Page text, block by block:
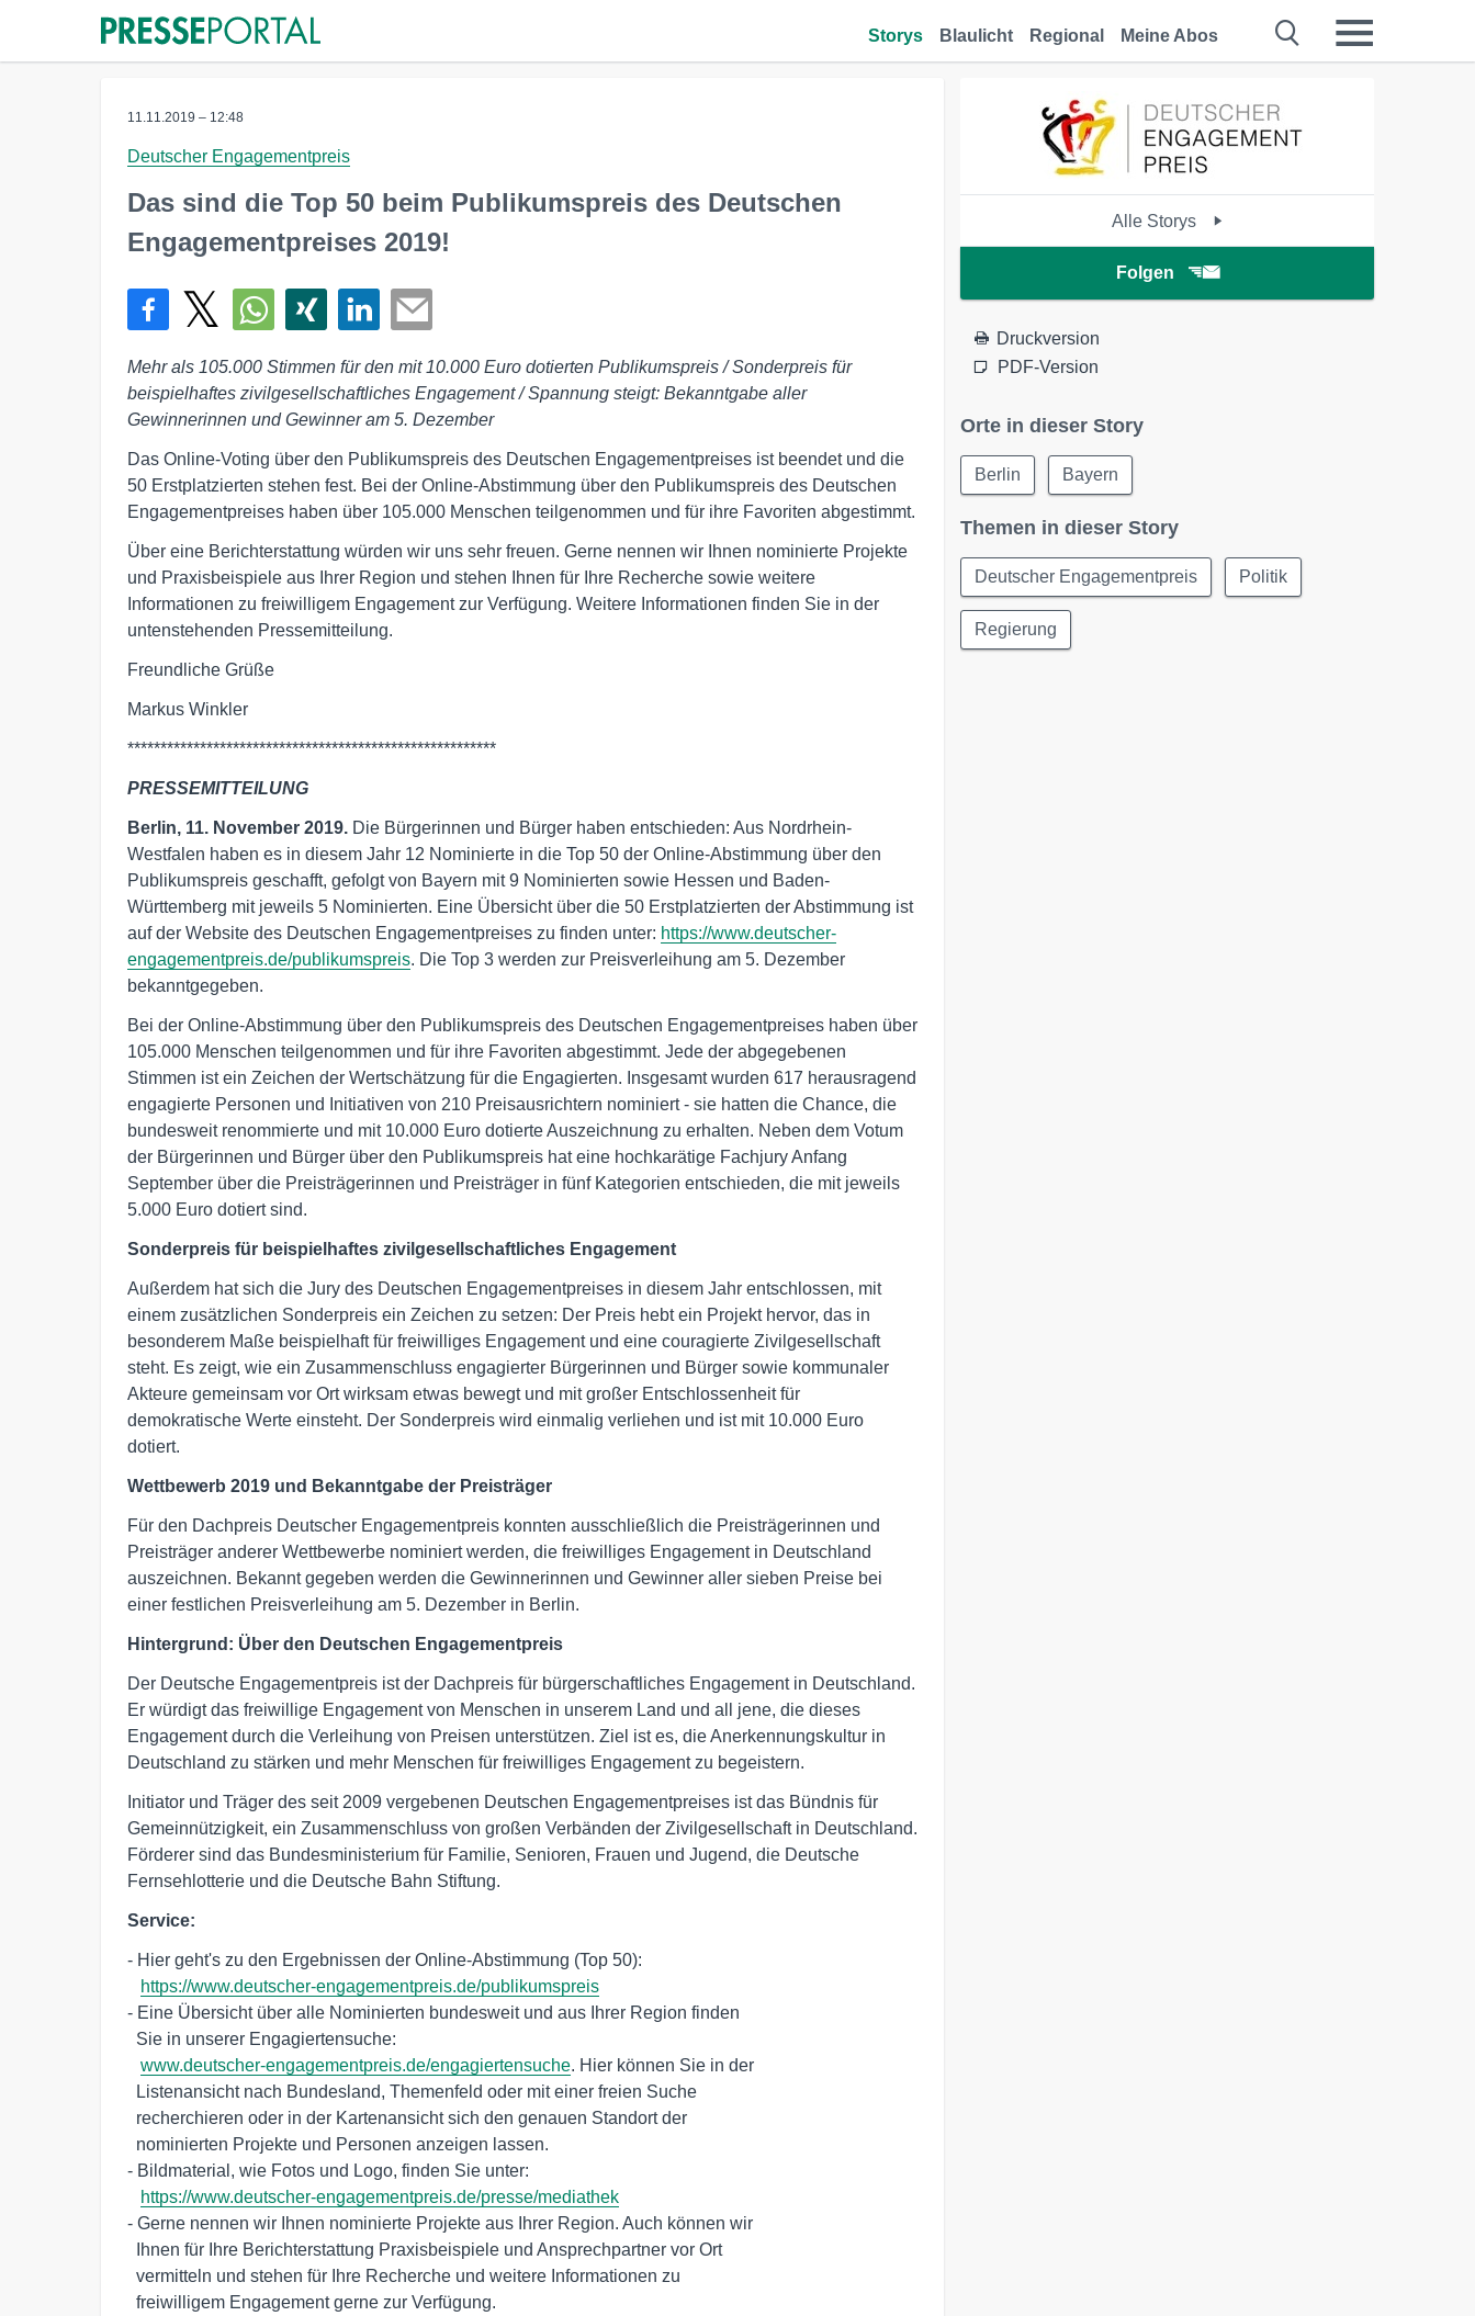
Storys Blaulicht Regional Meine Abos
11.11.2019 – 12:48
Deutscher Engagementpreis
Das sind die Top 50 beim Publikumspreis des Deutschen
Engagementpreises 2019!
Mehr als 105.000 Stimmen für den mit 10.000 Euro dotierten Publikumspreis / Sonderpreis für
beispielhaftes zivilgesellschaftliches Engagement / Spannung steigt: Bekanntgabe aller
Gewinnerinnen und Gewinner am 5. Dezember
Das Online-Voting über den Publikumspreis des Deutschen Engagementpreises ist beendet und die
50 Erstplatzierten stehen fest. Bei der Online-Abstimmung über den Publikumspreis des Deutschen
Engagementpreises haben über 105.000 Menschen teilgenommen und für ihre Favoriten abgestimmt.
Über eine Berichterstattung würden wir uns sehr freuen. Gerne nennen wir Ihnen nominierte Projekte
und Praxisbeispiele aus Ihrer Region und stehen Ihnen für Ihre Recherche sowie weitere
Informationen zu freiwilligem Engagement zur Verfügung. Weitere Informationen finden Sie in der
untenstehenden Pressemitteilung.
Freundliche Grüße
Markus Winkler
********************************************************
PRESSEMITTEILUNG
Berlin, 11. November 2019. Die Bürgerinnen und Bürger haben entschieden: Aus Nordrhein-
Westfalen haben es in diesem Jahr 12 Nominierte in die Top 50 der Online-Abstimmung über den
Publikumspreis geschafft, gefolgt von Bayern mit 9 Nominierten sowie Hessen und Baden-
Württemberg mit jeweils 5 Nominierten. Eine Übersicht über die 50 Erstplatzierten der Abstimmung ist
auf der Website des Deutschen Engagementpreises zu finden unter: https://www.deutscher-
engagementpreis.de/publikumspreis. Die Top 3 werden zur Preisverleihung am 5. Dezember
bekanntgegeben.
Bei der Online-Abstimmung über den Publikumspreis des Deutschen Engagementpreises haben über
105.000 Menschen teilgenommen und für ihre Favoriten abgestimmt. Jede der abgegebenen
Stimmen ist ein Zeichen der Wertschätzung für die Engagierten. Insgesamt wurden 617 herausragend
engagierte Personen und Initiativen von 210 Preisausrichtern nominiert - sie hatten die Chance, die
bundesweit renommierte und mit 10.000 Euro dotierte Auszeichnung zu erhalten. Neben dem Votum
der Bürgerinnen und Bürger über den Publikumspreis hat eine hochkarätige Fachjury Anfang
September über die Preisträgerinnen und Preisträger in fünf Kategorien entschieden, die mit jeweils
5.000 Euro dotiert sind.
Sonderpreis für beispielhaftes zivilgesellschaftliches Engagement
Außerdem hat sich die Jury des Deutschen Engagementpreises in diesem Jahr entschlossen, mit
einem zusätzlichen Sonderpreis ein Zeichen zu setzen: Der Preis hebt ein Projekt hervor, das in
besonderem Maße beispielhaft für freiwilliges Engagement und eine couragierte Zivilgesellschaft
steht. Es zeigt, wie ein Zusammenschluss engagierter Bürgerinnen und Bürger sowie kommunaler
Akteure gemeinsam vor Ort wirksam etwas bewegt und mit großer Entschlossenheit für
demokratische Werte einsteht. Der Sonderpreis wird einmalig verliehen und ist mit 10.000 Euro
dotiert.
Wettbewerb 2019 und Bekanntgabe der Preisträger
Für den Dachpreis Deutscher Engagementpreis konnten ausschließlich die Preisträgerinnen und
Preisträger anderer Wettbewerbe nominiert werden, die freiwilliges Engagement in Deutschland
auszeichnen. Bekannt gegeben werden die Gewinnerinnen und Gewinner aller sieben Preise bei
einer festlichen Preisverleihung am 5. Dezember in Berlin.
Hintergrund: Über den Deutschen Engagementpreis
Der Deutsche Engagementpreis ist der Dachpreis für bürgerschaftliches Engagement in Deutschland.
Er würdigt das freiwillige Engagement von Menschen in unserem Land und all jene, die dieses
Engagement durch die Verleihung von Preisen unterstützen. Ziel ist es, die Anerkennungskultur in
Deutschland zu stärken und mehr Menschen für freiwilliges Engagement zu begeistern.
Initiator und Träger des seit 2009 vergebenen Deutschen Engagementpreises ist das Bündnis für
Gemeinnützigkeit, ein Zusammenschluss von großen Verbänden der Zivilgesellschaft in Deutschland.
Förderer sind das Bundesministerium für Familie, Senioren, Frauen und Jugend, die Deutsche
Fernsehlotterie und die Deutsche Bahn Stiftung.
Service:
- Hier geht's zu den Ergebnissen der Online-Abstimmung (Top 50):
https://www.deutscher-engagementpreis.de/publikumspreis
- Eine Übersicht über alle Nominierten bundesweit und aus Ihrer Region finden
www.deutscher-engagementpreis.de/engagiertensuche. Hier können Sie in der
- Bildmaterial, wie Fotos und Logo, finden Sie unter:
https://www.deutscher-engagementpreis.de/presse/mediathek
- Gerne nennen wir Ihnen nominierte Projekte aus Ihrer Region. Auch können wir
  freiwilligem Engagement gerne zur Verfügung.
Alle Storys
Folgen
Druckversion
PDF-Version
Orte in dieser Story
Berlin Bayern
Themen in dieser Story
Deutscher Engagementpreis Politik
Regierung